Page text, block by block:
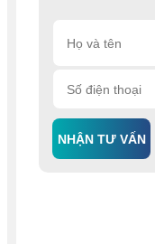
NHẬN TƯ VẤN